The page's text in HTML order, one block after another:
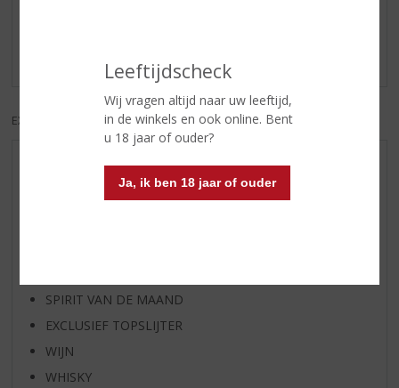
Leeftijdscheck
Wij vragen altijd naar uw leeftijd,
in de winkels en ook online. Bent
u 18 jaar of ouder?
Ja, ik ben 18 jaar of ouder
EXCL. BTW INCL. BTW
AANBIEDINGEN
SPIRIT VAN DE MAAND
EXCLUSIEF TOPSLIJTER
WIJN
WHISKY